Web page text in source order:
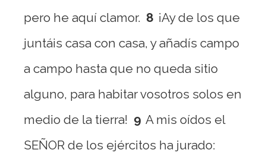
pero he aquí clamor. 8 ¡Ay de los que
juntáis casa con casa, y añadís campo
a campo hasta que no queda sitio
alguno, para habitar vosotros solos en
medio de la tierra! 9 A mis oídos el
SEÑOR de los ejércitos ha jurado: